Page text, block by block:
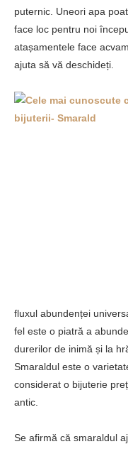
puternic. Uneori apa
face loc pentru noi
atașamentele face
ajuta să vă deschideți.
fluxul abundenței
fel este o piatră a
durerilor de inimă și la
Smaraldul este o
considerat o bijuterie
antic.
Se afirmă că smaraldul